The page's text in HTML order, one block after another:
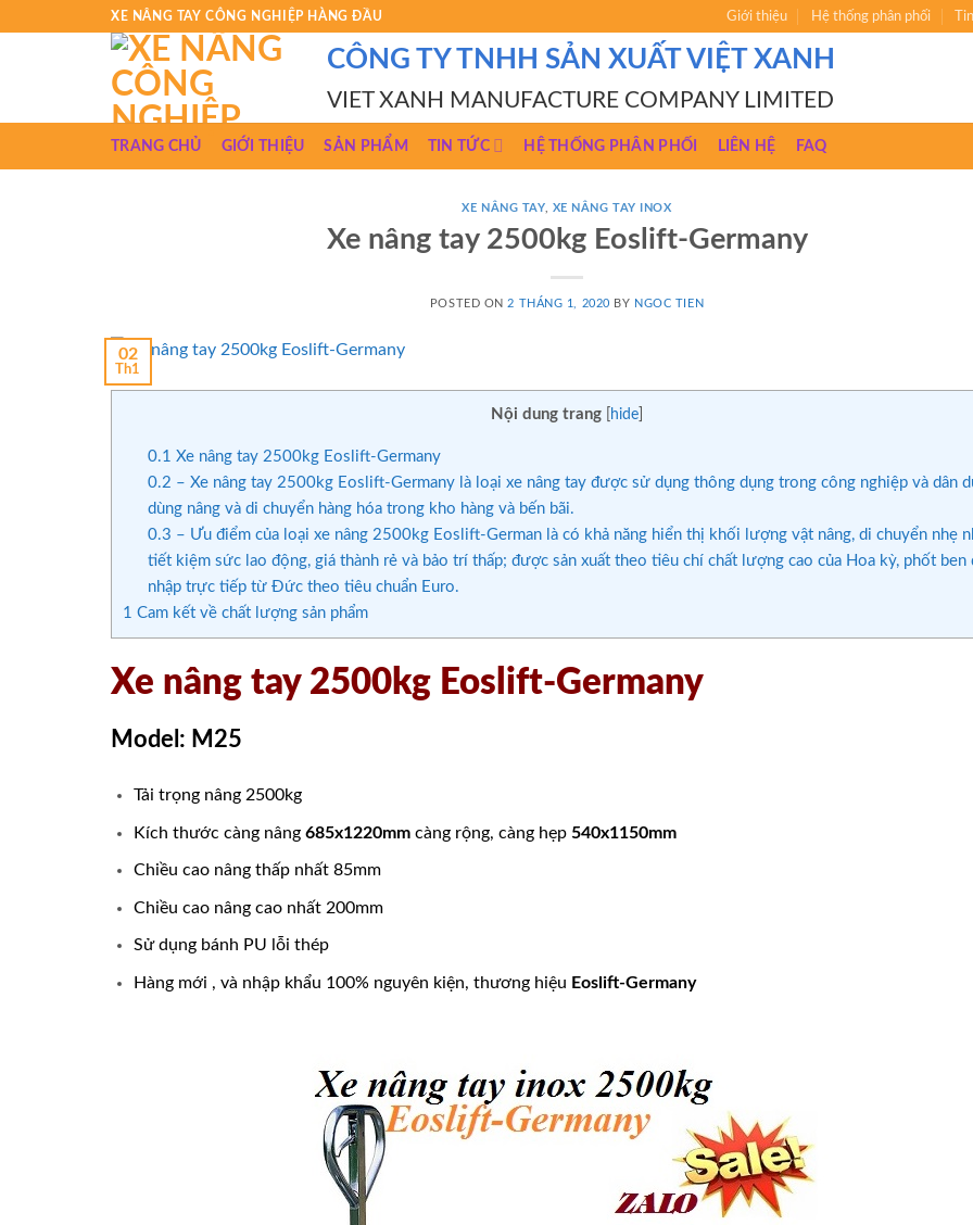
XE NÂNG TAY CÔNG NGHIỆP HÀNG ĐẦU Giới thiệu Hệ thống phân phối
CÔNG TY TNHH SẢN XUẤT VIỆT XANH
VIET XANH MANUFACTURE COMPANY LIMITED
TRANG CHỦ GIỚI THIỆU SẢN PHẨM TIN TỨC HỆ THỐNG PHÂN PHỐI LIÊN HỆ FAQ
XE NÂNG TAY, XE NÂNG TAY INOX
Xe nâng tay 2500kg Eoslift-Germany
POSTED ON 2 THÁNG 1, 2020 BY NGOC TIEN
02
Th1
Nội dung trang hide
0.1 Xe nâng tay 2500kg Eoslift-Germany
0.2 – Xe nâng tay 2500kg Eoslift-Germany là loại xe nâng tay được sử dụng thông dụng trong công nghiệp và dân
dùng nâng và di chuyển hàng hóa trong kho hàng và bến bãi.
0.3 – Ưu điểm của loại xe nâng 2500kg Eoslift-German là có khả năng hiển thị khối lượng vật nâng, di chuyển nhẹ
tiết kiệm sức lao động, giá thành rẻ và bảo trí thấp; được sản xuất theo tiêu chí chất lượng cao của Hoa kỳ, phốt ben
nhập trực tiếp từ Đức theo tiêu chuẩn Euro.
1 Cam kết về chất lượng sản phẩm
Xe nâng tay 2500kg Eoslift-Germany
Model: M25
Tải trọng nâng 2500kg
Kích thước càng nâng 685x1220mmcàng rộng, càng hẹp540x1150mm
Chiều cao nâng thấp nhất 85mm
Chiều cao nâng cao nhất 200mm
Sử dụng bánh PU lỗi thép
Hàng mới , và nhập khẩu 100% nguyên kiện, thương hiệu Eoslift-Germany